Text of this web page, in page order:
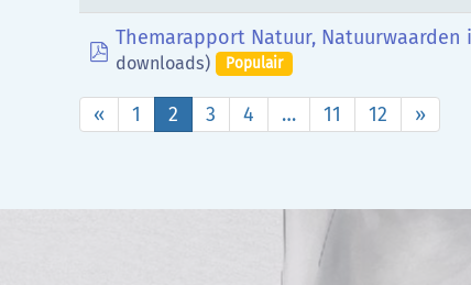
pdf
Themarapport Natuur,
downloads)
Populair
« 1 2 3 4 … 11 12 »